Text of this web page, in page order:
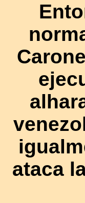
ataca